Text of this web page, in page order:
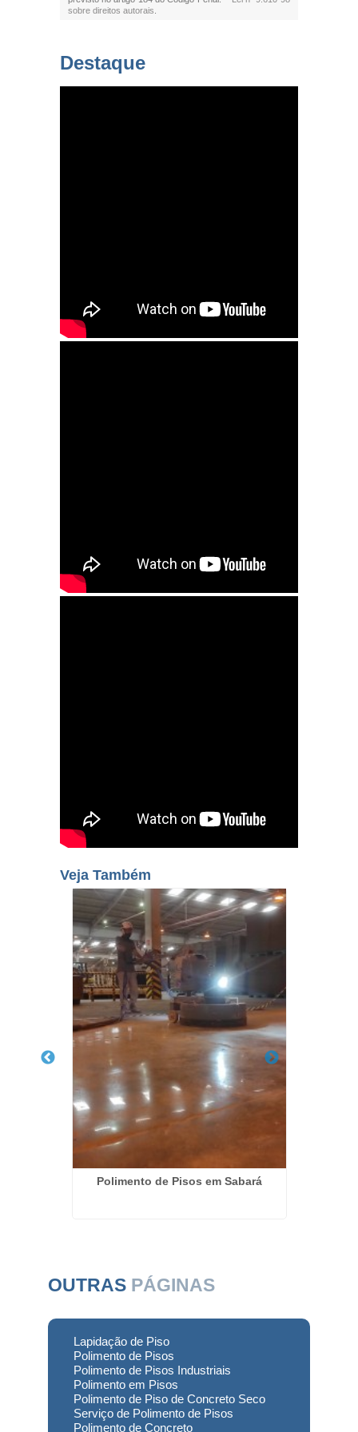
sobre direitos autorais
Destaque
Veja Também
Polimento de Pisos em Sabará
OUTRAS PÁGINAS
Lapidação de Piso
Polimento de Pisos
Polimento de Pisos Industriais
Polimento em Pisos
Polimento de Piso de Concreto Seco
Serviço de Polimento de Pisos
Polimento de Concreto